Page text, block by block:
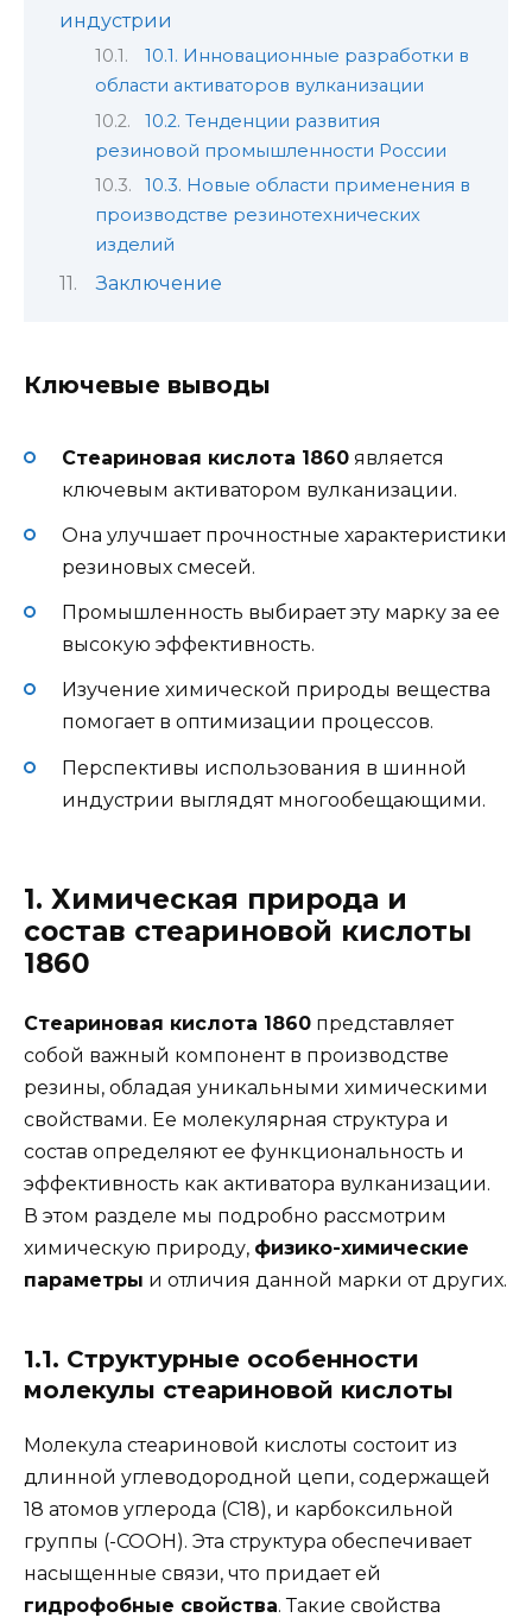
индустрии
10.1. Инновационные разработки в
области активаторов вулканизации
10.2. Тенденции развития
резиновой промышленности России
10.3. Новые области применения в
производстве резинотехнических
изделий
Заключение
Ключевые выводы
Стеариновая кислота 1860 является
ключевым активатором вулканизации.
Она улучшает прочностные характеристики
резиновых смесей.
Промышленность выбирает эту марку за ее
высокую эффективность.
Изучение химической природы вещества
помогает в оптимизации процессов.
Перспективы использования в шинной
индустрии выглядят многообещающими.
1. Химическая природа и
состав стеариновой кислоты
1860
Стеариновая кислота 1860 представляет
собой важный компонент в производстве
резины, обладая уникальными химическими
свойствами. Ее молекулярная структура и
состав определяют ее функциональность и
эффективность как активатора вулканизации.
В этом разделе мы подробно рассмотрим
химическую природу, физико-химические
параметры и отличия данной марки от других.
1.1. Структурные особенности
молекулы стеариновой кислоты
Молекула стеариновой кислоты состоит из
длинной углеводородной цепи, содержащей
18 атомов углерода (C18), и карбоксильной
группы (-COOH). Эта структура обеспечивает
насыщенные связи, что придает ей
гидрофобные свойства. Такие свойства